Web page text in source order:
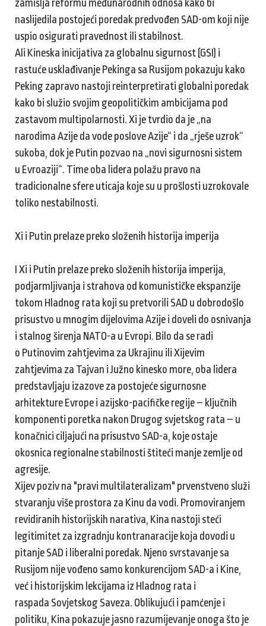
zamišlja reformu međunarodnih odnosa kako bi
naslijedila postojeći poredak predvođen SAD-om koji nije
uspio osigurati pravednost ili stabilnost.
Ali Kineska inicijativa za globalnu sigurnost (GSI) i
rastuće usklađivanje Pekinga sa Rusijom pokazuju kako
Peking zapravo nastoji reinterpretirati globalni poredak
kako bi služio svojim geopolitičkim ambicijama pod
zastavom multipolarnosti. Xi je tvrdio da je „na
narodima Azije da vode poslove Azije“ i da „rješe uzrok“
sukoba, dok je Putin pozvao na „novi sigurnosni sistem
u Evroaziji“. Time oba lidera polažu pravo na
tradicionalne sfere uticaja koje su u prošlosti uzrokovale
toliko nestabilnosti.
Xi i Putin prelaze preko složenih historija imperija
I Xi i Putin prelaze preko složenih historija imperija,
podjarmljivanja i strahova od komunističke ekspanzije
tokom Hladnog rata koji su pretvorili SAD u dobrodošlo
prisustvo u mnogim dijelovima Azije i doveli do osnivanja
i stalnog širenja NATO-a u Evropi. Bilo da se radi
o Putinovim zahtjevima za Ukrajinu ili Xijevim
zahtjevima za Tajvan i Južno kinesko more, oba lidera
predstavljaju izazove za postojeće sigurnosne
arhitekture Evrope i azijsko-pacifičke regije – ključnih
komponenti poretka nakon Drugog svjetskog rata – u
konačnici ciljajući na prisustvo SAD-a, koje ostaje
okosnica regionalne stabilnosti štiteći manje zemlje od
agresije.
Xijev poziv na "pravi multilateralizam" prvenstveno služi
stvaranju više prostora za Kinu da vodi. Promoviranjem
revidiranih historijskih narativa, Kina nastoji steći
legitimitet za izgradnju kontranaracije koja dovodi u
pitanje SAD i liberalni poredak. Njeno svrstavanje sa
Rusijom nije vođeno samo konkurencijom SAD-a i Kine,
već i historijskim lekcijama iz Hladnog rata i
raspada Sovjetskog Saveza. Oblikujući i pamćenje i
politiku, Kina pokazuje jasno razumijevanje onoga što je